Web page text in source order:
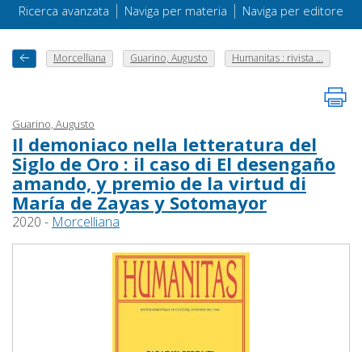
Ricerca avanzata | Naviga per materia | Naviga per editore
Morcelliana Guarino, Augusto Humanitas : rivista ...
Guarino, Augusto
Il demoniaco nella letteratura del
Siglo de Oro : il caso di El desengaño
amando, y premio de la virtud di
María de Zayas y Sotomayor
2020 - Morcelliana